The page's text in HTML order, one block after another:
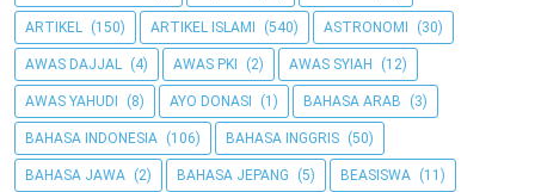
ARTIKEL (150) ARTIKEL ISLAMI (540) ASTRONOMI (30)
AWAS DAJJAL (4) AWAS PKI (2) AWAS SYIAH (12)
AWAS YAHUDI (8) AYO DONASI (1) BAHASA ARAB (3)
BAHASA INDONESIA (106) BAHASA INGGRIS (50)
BAHASA JAWA (2) BAHASA JEPANG (5) BEASISWA (11)